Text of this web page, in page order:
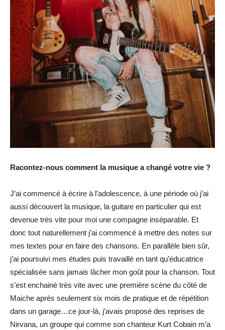
Racontez-nous comment la musique a changé votre vie ?
J’ai commencé à écrire à l’adolescence, à une période où j’ai
aussi découvert la musique, la guitare en particulier qui est
devenue très vite pour moi une compagne inséparable. Et
donc tout naturellement j’ai commencé à mettre des notes sur
mes textes pour en faire des chansons. En parallèle bien sûr,
j’ai poursuivi mes études puis travaillé en tant qu’éducatrice
spécialisée sans jamais lâcher mon goût pour la chanson. Tout
s’est enchainé très vite avec une première scène du côté de
Maiche après seulement six mois de pratique et de répétition
dans un garage…ce jour-là, j’avais proposé des reprises de
Nirvana, un groupe qui comme son chanteur Kurt Cobain m’a